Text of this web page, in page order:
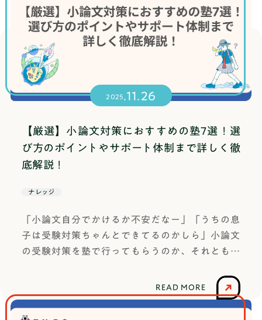
2025 .11.26
【厳選】小論文対策におすすめの塾7選！選
び方のポイントやサポート体制まで詳しく徹
底解説！
ナレッジ
「小論文自分でかけるか不安だなー」「うちの息
子は受験対策ちゃんとできてるのかしら」小論文
の受験対策を塾で行ってもらうのか、それとも個
者の方は多いのではないでしょうか。また塾での
サポートをしてもらうにしても、どのくらい対策
してくれるのか、どのくらい料金がかかるのかな
READ MORE